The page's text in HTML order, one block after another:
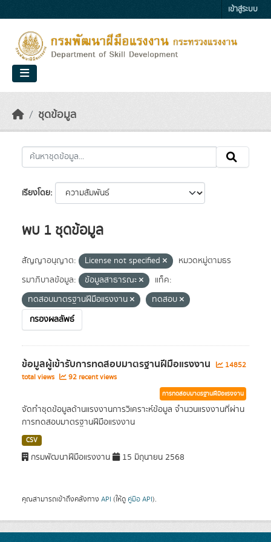
เข้าสู่ระบบ
ชุดข้อมูล
เรียงโดย
พบ 1 ชุดข้อมูล
สัญญาอนุญาต: License not specified
หมวดหมู่ตามธร
รมาภิบาลข้อมูล:
ข้อมูลสาธารณะ
แท็ค:
ทดสอบมาตรฐานฝีมือแรงงาน
ทดสอบ
กรองผลลัพธ์
ข้อมูลผู้เข้ารับการทดสอบมาตรฐานฝีมือแรงงาน
14852
total views
92 recent views
การทดสอบมาตรฐานฝีมือแรงงาน
จัดทำชุดข้อมูลด้านแรงงานการวิเคราะห์ข้อมูล จำนวนแรงงานที่ผ่าน
การทดสอบมาตรฐานฝีมือแรงงาน
CSV
กรมพัฒนาฝีมือแรงงาน 15 มิถุนายน 2568
คุณสามารถเข้าถึงคลังทาง API (ให้ดู คู่มือ API).